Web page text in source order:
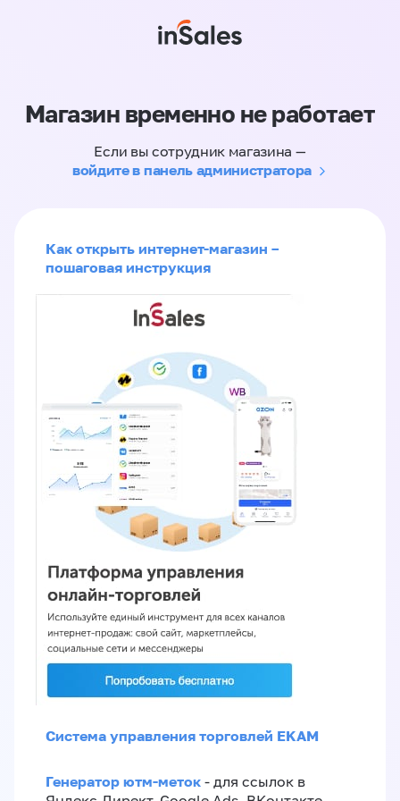
Магазин временно не работает
Если вы сотрудник магазина —
войдите в панель администратора
Как открыть интернет-магазин –
пошаговая инструкция
Система управления торговлей EKAM
Генератор ютм-меток - для ссылок в